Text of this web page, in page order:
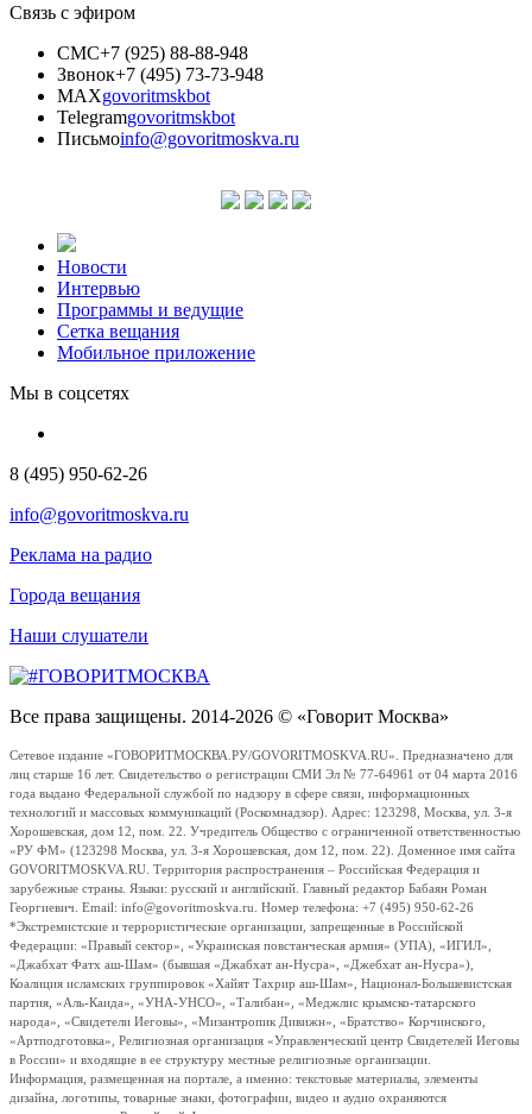
Связь с эфиром
СМС+7 (925) 88-88-948
Звонок+7 (495) 73-73-948
MAXgovoritmskbot
Telegramgovoritmskbot
Письмоinfo@govoritmoskva.ru
Новости
Интервью
Программы и ведущие
Сетка вещания
Мобильное приложение
Мы в соцсетях
8 (495) 950-62-26
info@govoritmoskva.ru
Реклама на радио
Города вещания
Наши слушатели
Все права защищены. 2014-2026 © «Говорит Москва»
Сетевое издание «ГОВОРИТМОСКВА.РУ/GOVORITMOSKVA.RU». Предназначено для
лиц старше 16 лет. Свидетельство о регистрации СМИ Эл № 77-64961 от 04 марта 2016
года выдано Федеральной службой по надзору в сфере связи, информационных
технологий и массовых коммуникаций (Роскомнадзор). Адрес: 123298, Москва, ул. 3-я
Хорошевская, дом 12, пом. 22. Учредитель Общество с ограниченной ответственностью
«РУ ФМ» (123298 Москва, ул. 3-я Хорошевская, дом 12, пом. 22). Доменное имя сайта
GOVORITMOSKVA.RU. Территория распространения – Российская Федерация и
зарубежные страны. Языки: русский и английский. Главный редактор Бабаян Роман
Георгиевич. Email: info@govoritmoskva.ru. Номер телефона: +7 (495) 950-62-26
*Экстремистские и террористические организации, запрещенные в Российской
Федерации: «Правый сектор», «Украинская повстанческая армия» (УПА), «ИГИЛ»,
«Джабхат Фатх аш-Шам» (бывшая «Джабхат ан-Нусра», «Джебхат ан-Нусра»),
Коалиция исламских группировок «Хайят Тахрир аш-Шам», Национал-Большевистская
партия, «Аль-Каида», «УНА-УНСО», «Талибан», «Меджлис крымско-татарского
народа», «Свидетели Иеговы», «Мизантропик Дивижн», «Братство» Корчинского,
«Артподготовка», Религиозная организация «Управленческий центр Свидетелей Иеговы
в России» и входящие в ее структуру местные религиозные организации.
Информация, размещенная на портале, а именно: текстовые материалы, элементы
дизайна, логотипы, товарные знаки, фотографии, видео и аудио охраняются